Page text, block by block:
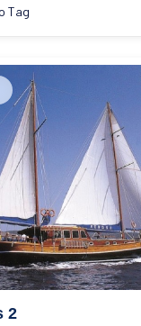
Tag
2